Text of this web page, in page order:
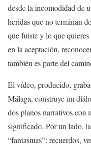
desde la incomodidad de
heridas que no terminan
que fuiste y lo que
en la aceptación,
también es parte del
El vídeo, producido,
Málaga, construye un
dos planos narrativos con
significado. Por un lado,
“fantasmas”: recuerdos,